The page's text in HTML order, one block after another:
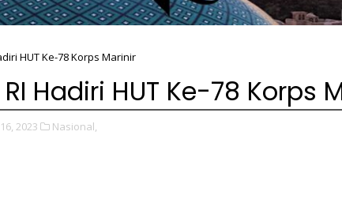
HUT Ke-78 Korps Marinir
Hadiri HUT Ke-78 Korps
2023 Nasional,